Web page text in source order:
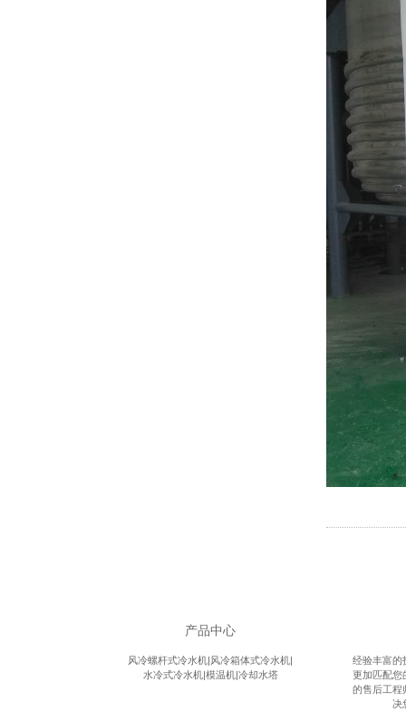
产品中心
风冷螺杆式冷水机|风冷箱体式冷水机|
水冷式冷水机|模温机|冷却水塔
经验丰富的
更加匹配您
的售后工程
决